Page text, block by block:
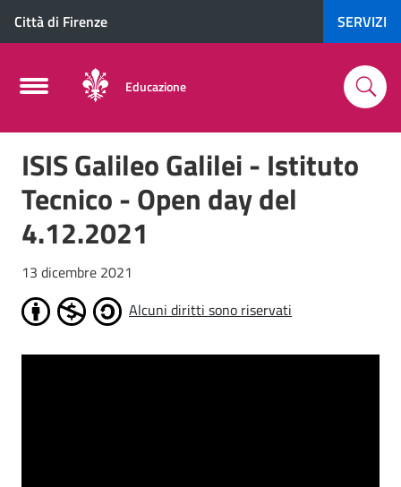
Città di Firenze SERVIZI
Educazione
ISIS Galileo Galilei - Istituto
Tecnico - Open day del
4.12.2021
13 dicembre 2021
Alcuni diritti sono riservati